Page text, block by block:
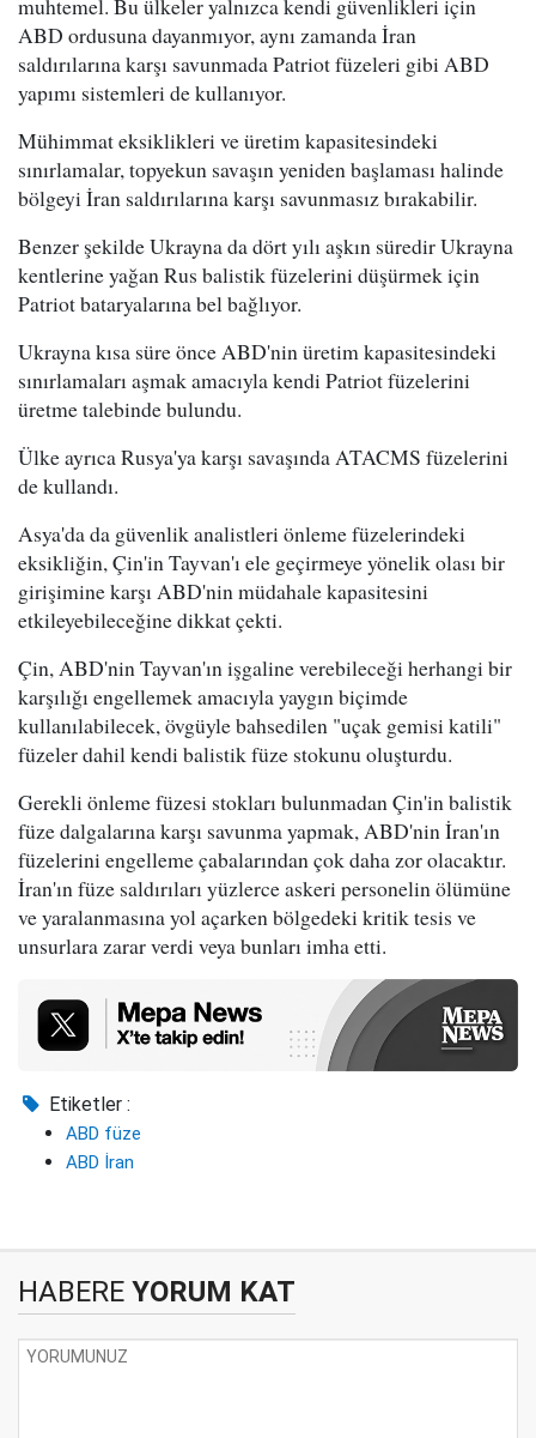
ABD ordusuna dayanmıyor, aynı zamanda İran
saldırılarına karşı savunmada Patriot füzeleri gibi ABD
yapımı sistemleri de kullanıyor.
Mühimmat eksiklikleri ve üretim kapasitesindeki
sınırlamalar, topyekun savaşın yeniden başlaması halinde
bölgeyi İran saldırılarına karşı savunmasız bırakabilir.
Benzer şekilde Ukrayna da dört yılı aşkın süredir Ukrayna
kentlerine yağan Rus balistik füzelerini düşürmek için
Patriot bataryalarına bel bağlıyor.
Ukrayna kısa süre önce ABD'nin üretim kapasitesindeki
sınırlamaları aşmak amacıyla kendi Patriot füzelerini
üretme talebinde bulundu.
Ülke ayrıca Rusya'ya karşı savaşında ATACMS füzelerini
de kullandı.
Asya'da da güvenlik analistleri önleme füzelerindeki
eksikliğin, Çin'in Tayvan'ı ele geçirmeye yönelik olası bir
girişimine karşı ABD'nin müdahale kapasitesini
etkileyebileceğine dikkat çekti.
Çin, ABD'nin Tayvan'ın işgaline verebileceği herhangi bir
karşılığı engellemek amacıyla yaygın biçimde
kullanılabilecek, övgüyle bahsedilen "uçak gemisi katili"
füzeler dahil kendi balistik füze stokunu oluşturdu.
Gerekli önleme füzesi stokları bulunmadan Çin'in balistik
füze dalgalarına karşı savunma yapmak, ABD'nin İran'ın
füzelerini engelleme çabalarından çok daha zor olacaktır.
İran'ın füze saldırıları yüzlerce askeri personelin ölümüne
ve yaralanmasına yol açarken bölgedeki kritik tesis ve
unsurlara zarar verdi veya bunları imha etti.
Etiketler :
ABD füze
ABD İran
HABERE YORUM KAT